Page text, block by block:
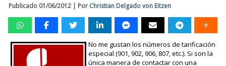
Publicado 01/06/2012 | Por Christian Delgado von Eitzen
No me gustan los números de tarificación
especial (901, 902, 906, 807, etc.). Si son la
única manera de contactar con una